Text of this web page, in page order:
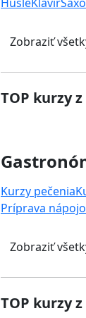
Zobraziť
TOP kurzy
Kurzy pečenia
Príprava
Zobraziť
TOP kurzy